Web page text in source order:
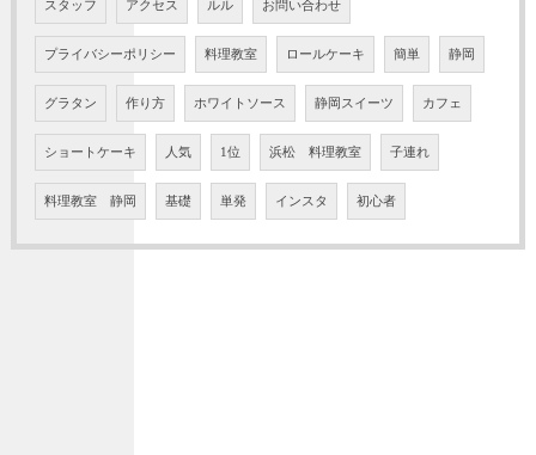
スタッフ アクセス ルル お問い合わせ
プライバシーポリシー 料理教室 ロールケーキ 簡単 静岡
グラタン 作り方 ホワイトソース 静岡スイーツ カフェ
ショートケーキ 人気 1位 浜松 料理教室 子連れ
料理教室 静岡 基礎 単発 インスタ 初心者